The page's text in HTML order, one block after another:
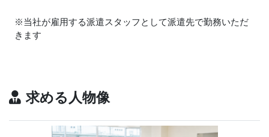
※当社が雇用する派遣スタッフとして派遣先で勤務いただ
きます
求める人物像